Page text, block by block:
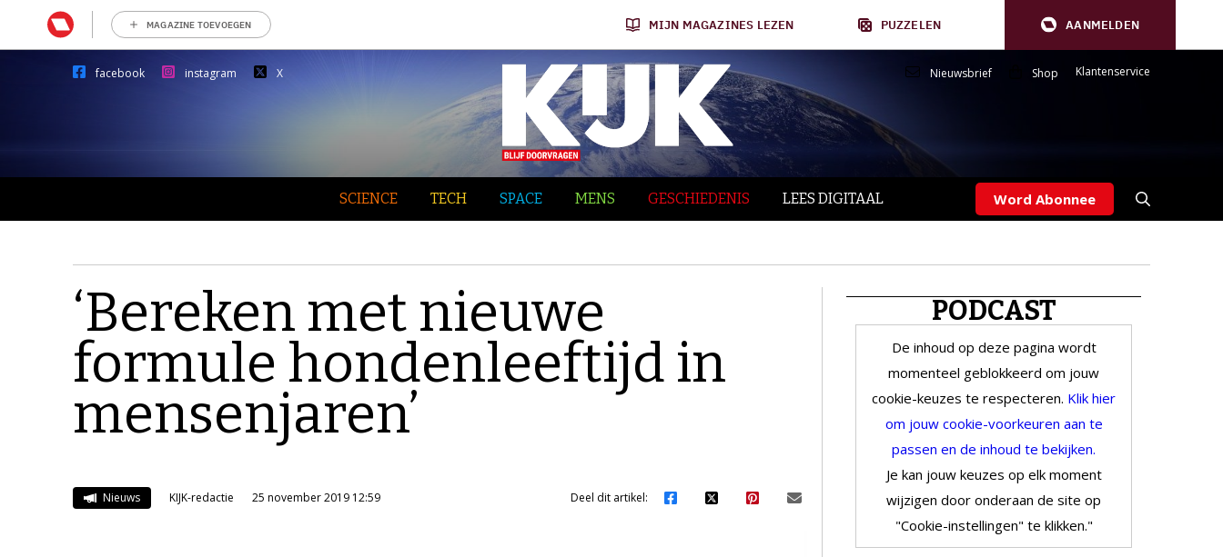
MAGAZINE TOEVOEGEN MIJN MAGAZINES LEZEN PUZZELEN AANMELDEN
facebook instagram X Nieuwsbrief Shop Klantenservice
SCIENCE TECH SPACE MENS GESCHIEDENIS LEES DIGITAAL Word Abonnee
‘Bereken met nieuwe
formule hondenleeftijd in
mensenjaren’
Nieuws KIJK-redactie 25 november 2019 12:59 Deel dit artikel:
PODCAST
De inhoud op deze pagina wordt
momenteel geblokkeerd om jouw
cookie-keuzes te respecteren. Klik hier
om jouw cookie-voorkeuren aan te
passen en de inhoud te bekijken.
Je kan jouw keuzes op elk moment
wijzigen door onderaan de site op
"Cookie-instellingen" te klikken."